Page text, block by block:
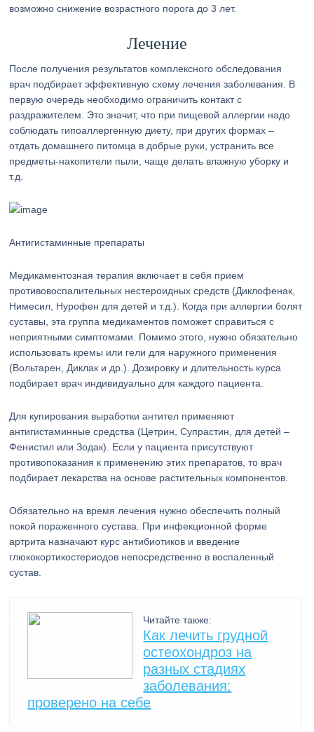
возможно снижение возрастного порога до 3 лет.
Лечение
После получения результатов комплексного обследования
врач подбирает эффективную схему лечения заболевания. В
первую очередь необходимо ограничить контакт с
раздражителем. Это значит, что при пищевой аллергии надо
соблюдать гипоаллергенную диету, при других формах –
отдать домашнего питомца в добрые руки, устранить все
предметы-накопители пыли, чаще делать влажную уборку и
т.д.
Антигистаминные препараты
Медикаментозная терапия включает в себя прием
противовоспалительных нестероидных средств (Диклофенак,
Нимесил, Нурофен для детей и т.д.). Когда при аллергии болят
суставы, эта группа медикаментов поможет справиться с
неприятными симптомами. Помимо этого, нужно обязательно
использовать кремы или гели для наружного применения
(Вольтарен, Диклак и др.). Дозировку и длительность курса
подбирает врач индивидуально для каждого пациента.
Для купирования выработки антител применяют
антигистаминные средства (Цетрин, Супрастин, для детей –
Фенистил или Зодак). Если у пациента присутствуют
противопоказания к применению этих препаратов, то врач
подбирает лекарства на основе растительных компонентов.
Обязательно на время лечения нужно обеспечить полный
покой пораженного сустава. При инфекционной форме
артрита назначают курс антибиотиков и введение
глюкокортикостериодов непосредственно в воспаленный
сустав.
Читайте также:
Как лечить грудной
остеохондроз на
разных стадиях
заболевания:
проверено на себе